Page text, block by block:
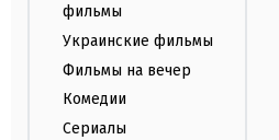
фильмы
Украинские фильмы
Фильмы на вечер
Комедии
Сериалы